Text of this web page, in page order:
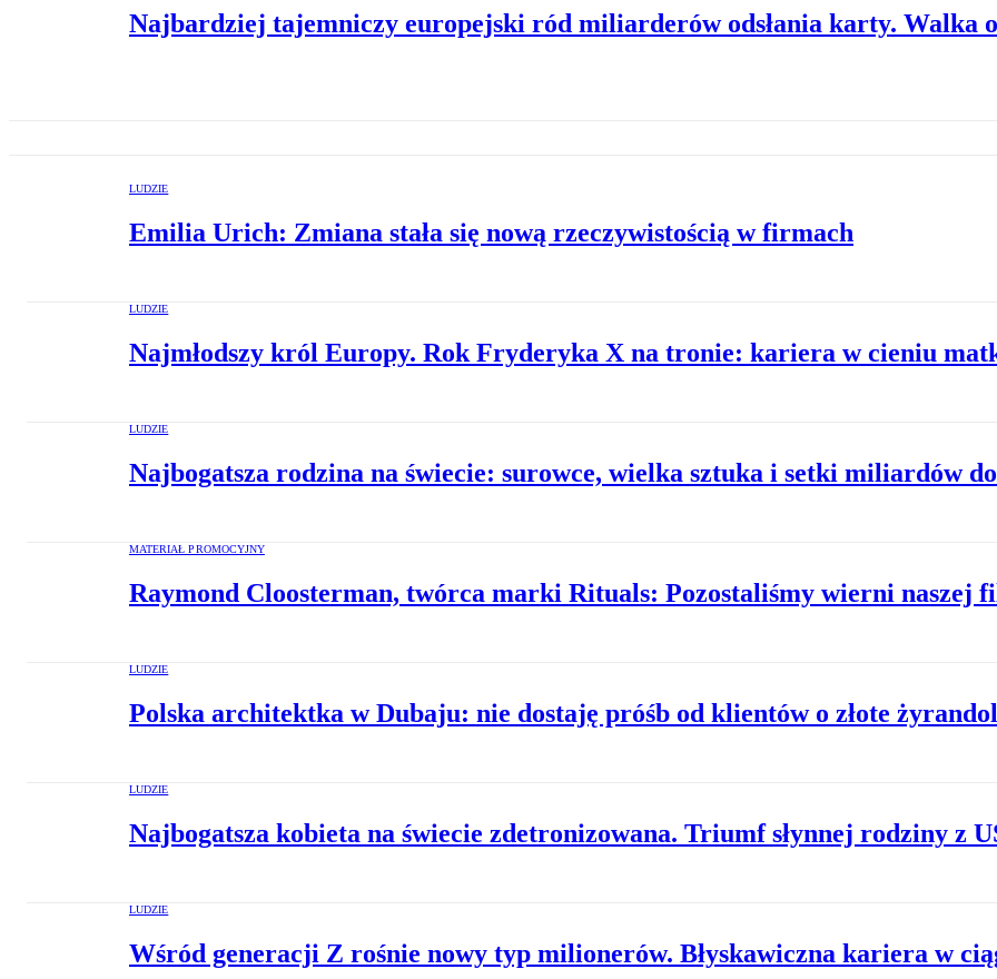
Najbardziej tajemniczy europejski ród miliarderów odsłania karty. Walka
LUDZIE
Emilia Urich: Zmiana stała się nową rzeczywistością w firmach
LUDZIE
Najmłodszy król Europy. Rok Fryderyka X na tronie: kariera w cieniu
LUDZIE
Najbogatsza rodzina na świecie: surowce, wielka sztuka i setki miliardów
MATERIAŁ PROMOCYJNY
Raymond Cloosterman, twórca marki Rituals: Pozostaliśmy wierni naszej
LUDZIE
Polska architektka w Dubaju: nie dostaję próśb od klientów o złote
LUDZIE
Najbogatsza kobieta na świecie zdetronizowana. Triumf słynnej rodziny z
LUDZIE
Wśród generacji Z rośnie nowy typ milionerów. Błyskawiczna kariera w